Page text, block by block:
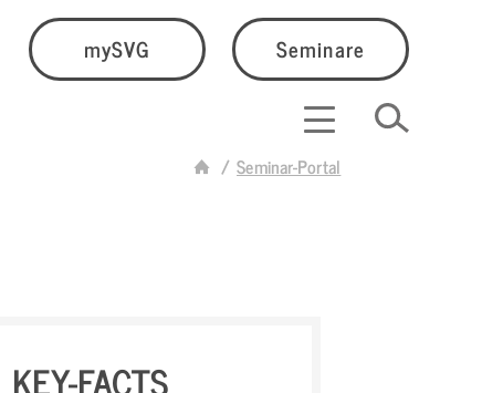
mySVG Seminare
Seminar-Portal
KEY-FACTS